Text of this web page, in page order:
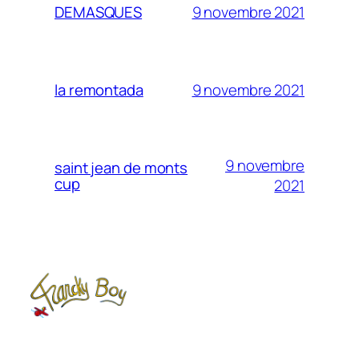
DEMASQUES 9 novembre 2021
la remontada 9 novembre 2021
saint jean de monts
cup
9 novembre
2021